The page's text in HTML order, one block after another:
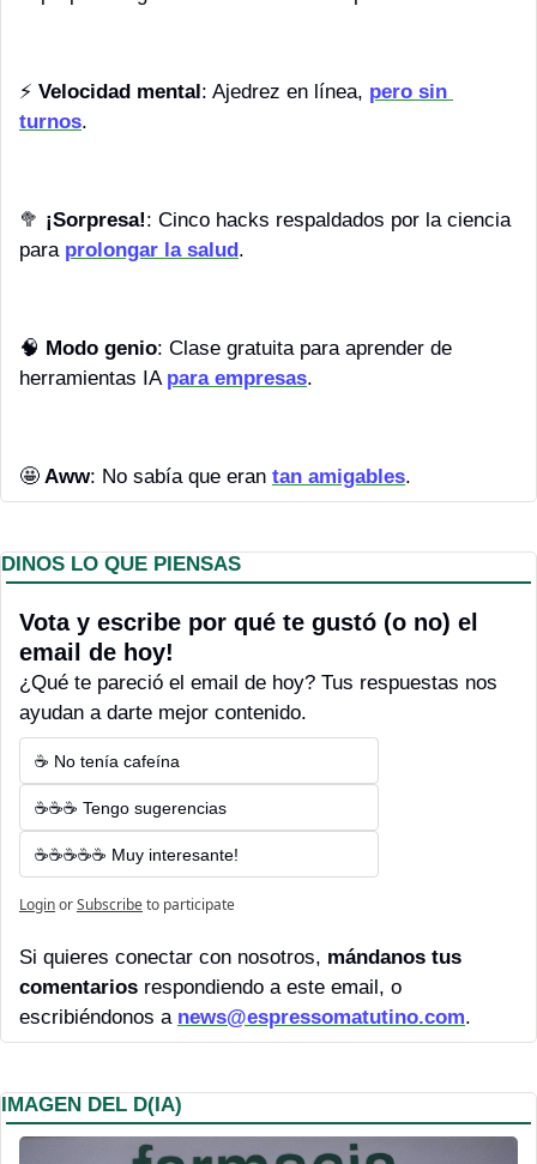
⚡ Velocidad mental: Ajedrez en línea, pero sin
turnos.
🥦 ¡Sorpresa!: Cinco hacks respaldados por la ciencia
para prolongar la salud.
🧠 Modo genio: Clase gratuita para aprender de
herramientas IA para empresas.
🤩 Aww: No sabía que eran tan amigables.
DINOS LO QUE PIENSAS
Vota y escribe por qué te gustó (o no) el
email de hoy!
¿Qué te pareció el email de hoy? Tus respuestas nos
ayudan a darte mejor contenido.
☕ No tenía cafeína
☕☕☕ Tengo sugerencias
☕☕☕☕☕ Muy interesante!
LoginorSubscribeto participate
Si quieres conectar con nosotros, mándanos tus
comentarios respondiendo a este email, o
escribiéndonos a news@espressomatutino.com.
IMAGEN DEL D(IA)